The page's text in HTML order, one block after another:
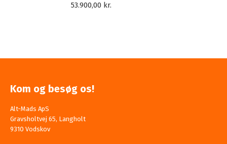
53.900,00 kr.
Kom og besøg os!
Alt-Mads ApS
Gravsholtvej 65, Langholt
9310 Vodskov